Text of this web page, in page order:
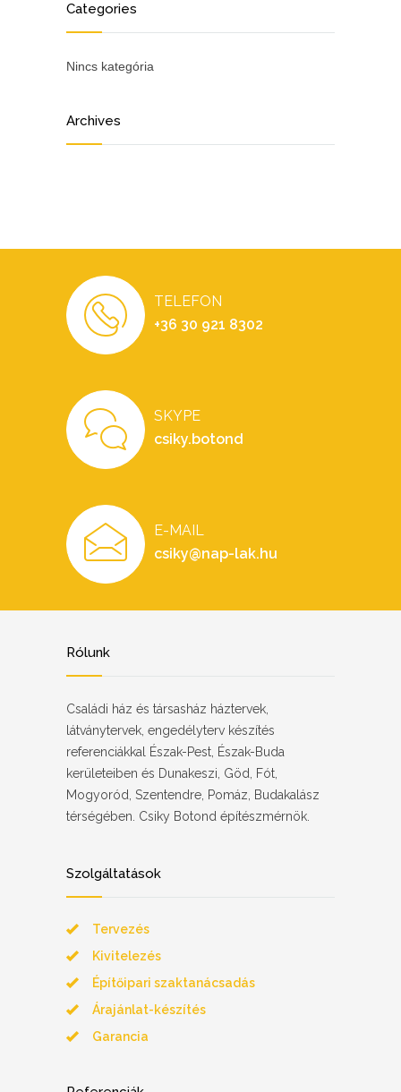
Categories
Nincs kategória
Archives
TELEFON
+36 30 921 8302
SKYPE
csiky.botond
E-MAIL
csiky@nap-lak.hu
Rólunk
Családi ház és társasház háztervek,
látványtervek, engedélyterv készítés
referenciákkal Észak-Pest, Észak-Buda
kerületeiben és Dunakeszi, Göd, Fót,
Mogyoród, Szentendre, Pomáz, Budakalász
térségében. Csiky Botond építészmérnök.
Szolgáltatások
Tervezés
Kivitelezés
Építőipari szaktanácsadás
Árajánlat-készítés
Garancia